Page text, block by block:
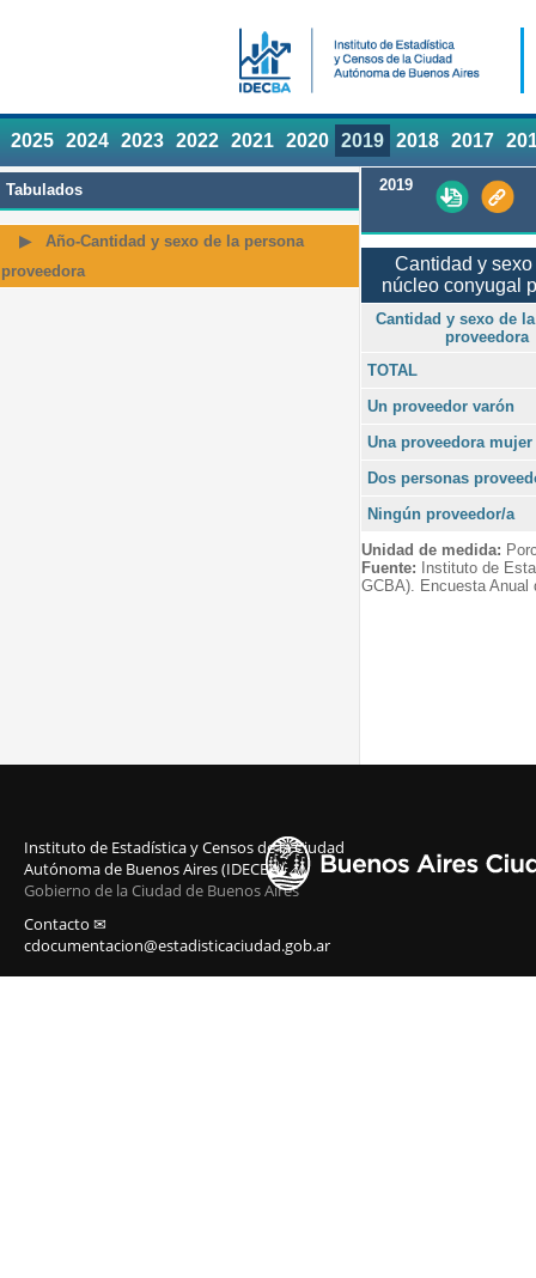
2025 2024 2023 2022 2021 2020 2019 2018 2017
Tabulados
Año-Cantidad y sexo de la persona
proveedora
2019
Cantidad y
núcleo conyugal
Cantidad y sexo de
proveedora
TOTAL
Un proveedor varón
Una proveedora mujer
Dos personas
Ningún proveedor/a
Unidad de medida:
Fuente: Instituto de
GCBA). Encuesta Anual
Instituto de Estadística y Censos de la Ciudad
Autónoma de Buenos Aires (IDECBA)
Gobierno de la Ciudad de Buenos Aires
Contacto ✉
cdocumentacion@estadisticaciudad.gob.ar